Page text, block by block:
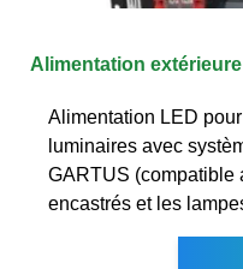
Alimentation extérieure
Alimentation LED
luminaires avec
GARTUS (compatible
encastrés et les